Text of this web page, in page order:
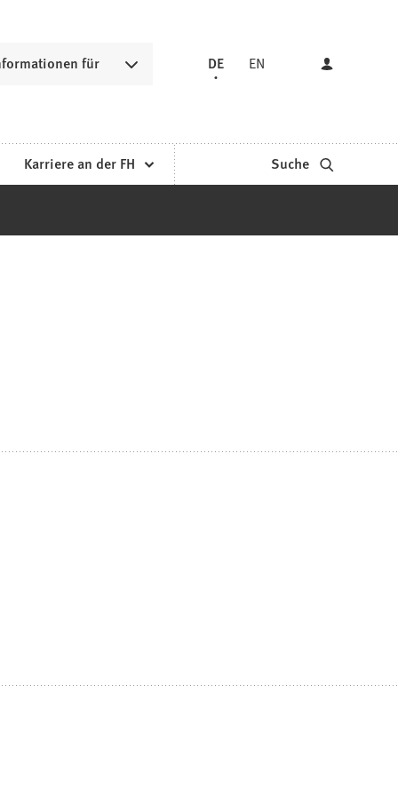
für DE EN
Karriere an der FH Suche